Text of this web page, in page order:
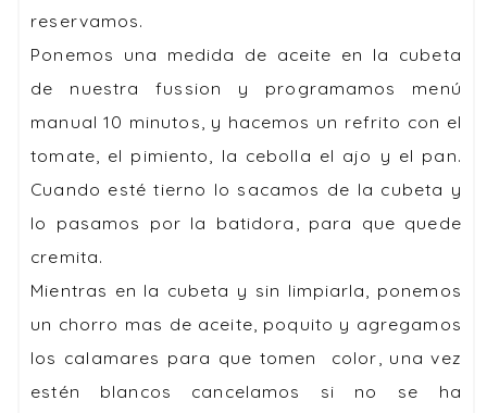
reservamos.
Ponemos una medida de aceite en la cubeta
de nuestra fussion y programamos menú
manual 10 minutos, y hacemos un refrito con el
tomate, el pimiento, la cebolla el ajo y el pan.
Cuando esté tierno lo sacamos de la cubeta y
lo pasamos por la batidora, para que quede
cremita.
Mientras en la cubeta y sin limpiarla, ponemos
un chorro mas de aceite, poquito y agregamos
los calamares para que tomen color, una vez
estén blancos cancelamos si no se ha